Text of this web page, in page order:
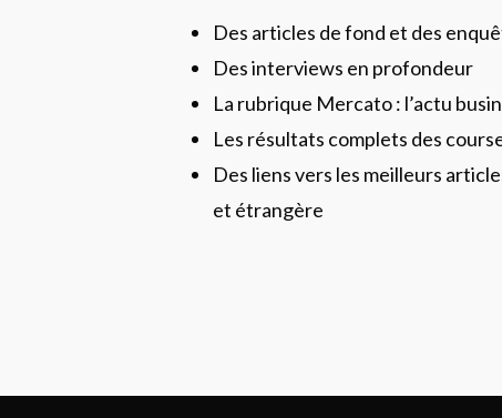
Des articles de fond et des
Des interviews en profondeur
La rubrique Mercato : l’actu
Les résultats complets des
Des liens vers les meilleurs
et étrangère